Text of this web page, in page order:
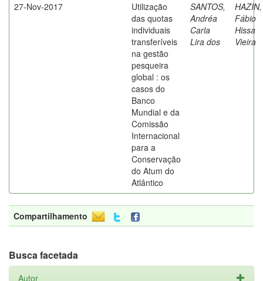
27-Nov-2017
Utilização
das quotas
individuais
transferíveis
na gestão
pesqueira
global : os
casos do
Banco
Mundial e da
Comissão
Internacional
para a
Conservação
do Atum do
Atlântico
SANTOS,
Andréa
Carla
Lira dos
HAZIN,
Fábio
Hissa
Vieira
Compartilhamento
Busca facetada
Autor